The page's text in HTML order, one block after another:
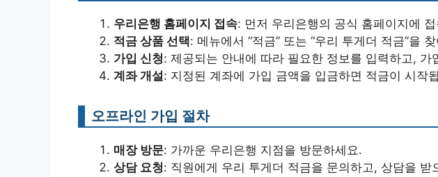
우리은행 홈페이지 접속: 먼저 우리은행의 공식 홈페이지에
적금 상품 선택: 메뉴에서 “적금” 또는 “우리 투게더 적금”을
가입 신청: 제공되는 안내에 따라 필요한 정보를 입력하고, 가
계좌 개설: 지정된 계좌에 가입 금액을 입금하면 적금이 시작
오프라인 가입 절차
매장 방문: 가까운 우리은행 지점을 방문하세요.
상담 요청: 직원에게 우리 투게더 적금을 문의하고, 상담을 받